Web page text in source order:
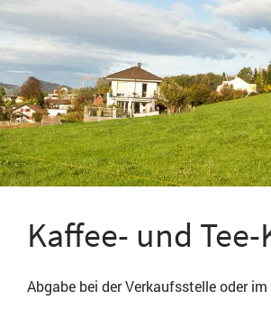
Kaffee- und
Abgabe bei der Verkaufsstelle oder